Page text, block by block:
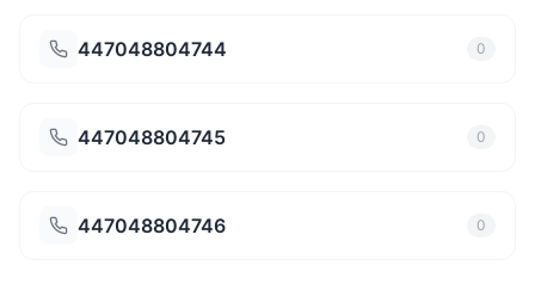
447048804744 0
447048804745 0
447048804746 0